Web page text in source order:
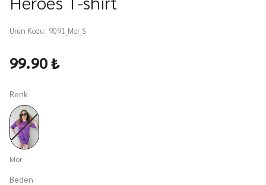
Ürün Kodu: 9091_Mor_S
99.90 ₺
Renk
Mor
Beden